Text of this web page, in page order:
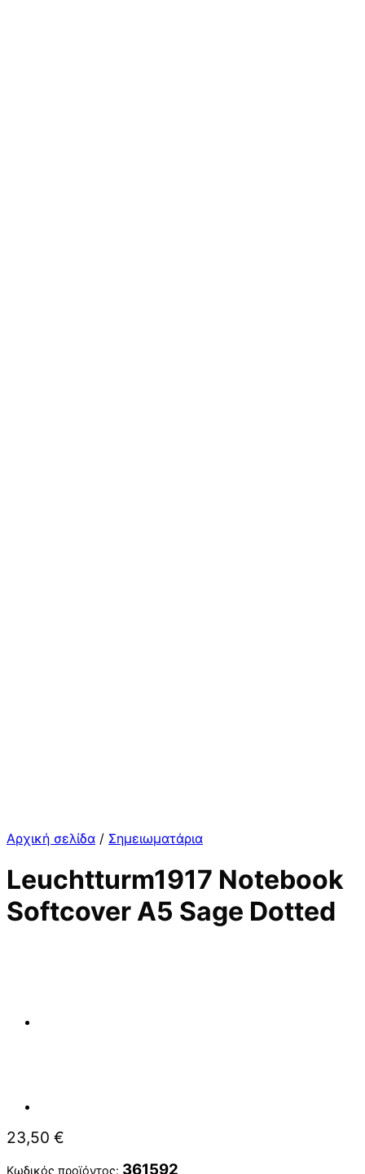
Αρχική σελίδα / Σημειωματάρια
Leuchtturm1917 Notebook
Softcover A5 Sage Dotted
23,50 €
Κωδικός προϊόντος: 361592